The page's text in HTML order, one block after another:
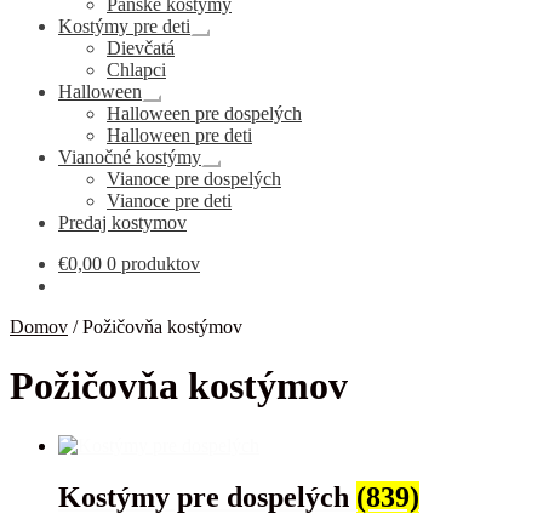
Pánske kostýmy
Kostýmy pre deti
Rozbaliť
Dievčatá
Chlapci
Halloween
Rozbaliť
podradené
menu
Halloween pre dospelých
Halloween pre deti
Vianočné kostýmy
Rozbaliť
podradené
menu
Vianoce pre dospelých
Vianoce pre deti
Predaj kostymov
€0,00 0 produktov
Domov /Požičovňa kostýmov
Požičovňa kostýmov
Kostýmy pre dospelých (839)